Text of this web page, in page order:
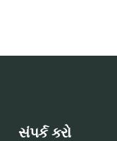
સંપર્ક કરો